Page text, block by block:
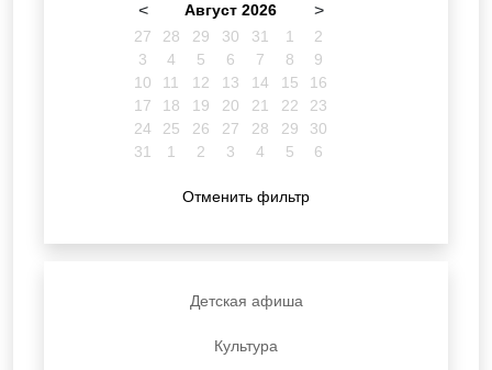
< Август 2026 >
27 28 29 30 31 1
2
3
4 5 6 7 8
9
10
11 12 13 14 15
16
17
18 19 20 21 22
23
24
25 26 27 28 29
30
31
1 2 3 4 5 6
Отменить фильтр
Детская афиша
Культура